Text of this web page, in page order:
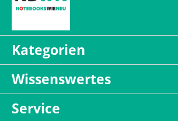
Kategorien
Wissenswertes
Service